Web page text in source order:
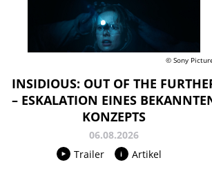
© Sony
INSIDIOUS: OUT OF THE
– ESKALATION EINES
KONZEPTS
06.08.2026
Trailer
Artikel